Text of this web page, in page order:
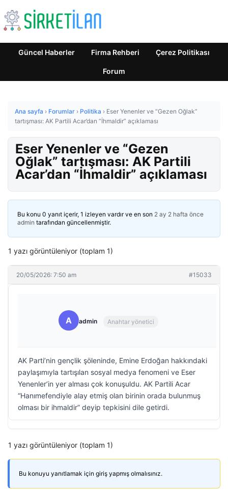
Güncel Haberler Firma Rehberi Çerez Politikası
Forum
Ana sayfa › Forumlar › Politika › Eser Yenenler ve “Gezen Oğlak”
tartışması: AK Partili Acar’dan “İhmaldir” açıklaması
Eser Yenenler ve “Gezen
Oğlak” tartışması: AK Partili
Acar’dan “İhmaldir” açıklaması
Bu konu 0 yanıt içerir, 1 izleyen vardır ve en son 2 ay 2 hafta önce
admin tarafından güncellenmiştir.
1 yazı görüntüleniyor (toplam 1)
20/05/2026: 7:50 am #15033
A admin Anahtar yönetici
AK Parti’nin gençlik şöleninde, Emine Erdoğan hakkındaki
paylaşımıyla tartışılan sosyal medya fenomeni ve Eser
Yenenler’in yer alması çok konuşuldu. AK Partili Acar
“Hanımefendiyle alay etmiş olan birinin orada bulunmuş
olması bir ihmaldir” deyip tepkisini dile getirdi.
1 yazı görüntüleniyor (toplam 1)
Bu konuyu yanıtlamak için giriş yapmış olmalısınız.